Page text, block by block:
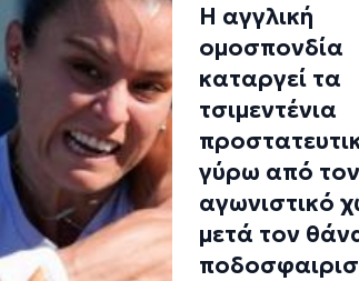
Η αγγλική
ομοσπονδία
καταργεί τα
τσιμεντένια
γύρω από τον
αγωνιστικό
μετά τον